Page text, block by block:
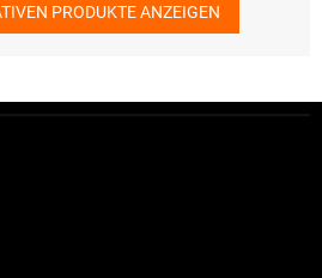
PRODUKTE ANZEIGEN